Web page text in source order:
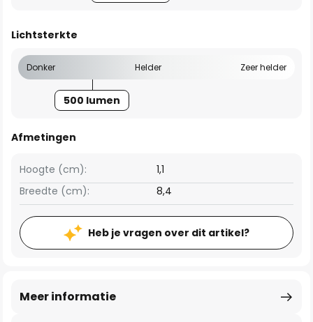
Lichtsterkte
Donker Helder Zeer helder
500 lumen
Afmetingen
Breedte (cm): 8,4
Hoogte (cm): 1,1
Heb je vragen over dit artikel?
Meer informatie